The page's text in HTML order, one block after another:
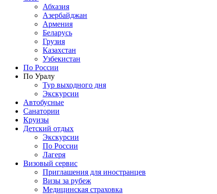
Абхазия
Азербайджан
Армения
Беларусь
Грузия
Казахстан
Узбекистан
По России
По Уралу
Тур выходного дня
Экскурсии
Автобусные
Санатории
Круизы
Детский отдых
Экскурсии
По России
Лагеря
Визовый сервис
Приглашения для иностранцев
Визы за рубеж
Медицинская страховка